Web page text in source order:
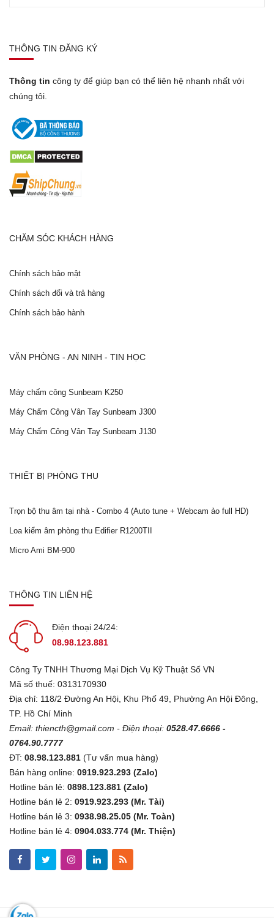
Thông số kỹ thuật
THÔNG TIN ĐĂNG KÝ
Thông tin công ty để giúp bạn có thể liên hệ nhanh nhất với
chúng tôi.
CHĂM SÓC KHÁCH HÀNG
Chính sách bảo mật
Chính sách đổi và trả hàng
Chính sách bảo hành
VĂN PHÒNG - AN NINH - TIN HỌC
Máy chấm công Sunbeam K250
Máy Chấm Công Vân Tay Sunbeam J300
Máy Chấm Công Vân Tay Sunbeam J130
THIẾT BỊ PHÒNG THU
Trọn bộ thu âm tại nhà - Combo 4 (Auto tune + Webcam ảo full HD)
Loa kiểm âm phòng thu Edifier R1200TII
Micro Ami BM-900
THÔNG TIN LIÊN HỆ
Điện thoại 24/24:
08.98.123.881
Công Ty TNHH Thương Mại Dịch Vụ Kỹ Thuật Số VN
Mã số thuế: 0313170930
Địa chỉ: 118/2 Đường An Hội, Khu Phố 49, Phường An Hội Đông,
TP. Hồ Chí Minh
Email: thiencth@gmail.com - Điện thoại: 0528.47.6666 -
0764.90.7777
ĐT: 08.98.123.881 (Tư vấn mua hàng)
Bán hàng online: 0919.923.293 (Zalo)
Hotline bán lẻ: 0898.123.881 (Zalo)
Hotline bán lẻ 2: 0919.923.293 (Mr. Tài)
Hotline bán lẻ 3: 0938.98.25.05 (Mr. Toàn)
Hotline bán lẻ 4: 0904.033.774 (Mr. Thiện)